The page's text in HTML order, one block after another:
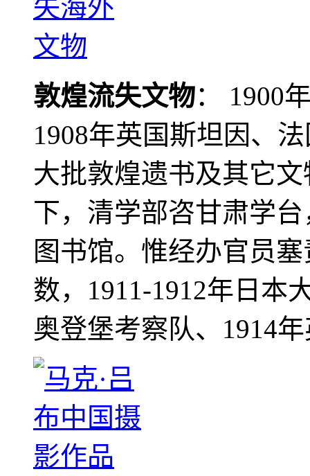
敦煌流失文物： 1900
1908年英国斯坦因、
大批敦煌遗书及其它
下，清学部咨甘肃学
图书馆。惟经办官员
数，1911-1912年日本
奥登堡考察队、1914